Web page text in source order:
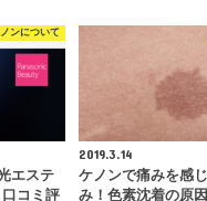
ンについて
エステ
コミ評
2019.3.14
ケノンで痛みを感
み！色素沈着の原